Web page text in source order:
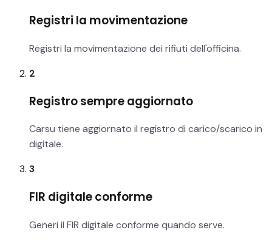
Registri la movimentazione
Registri la movimentazione dei rifiuti dell'officina.
2
Registro sempre aggiornato
Carsu tiene aggiornato il registro di carico/scarico in
digitale.
3
FIR digitale conforme
Generi il FIR digitale conforme quando serve.